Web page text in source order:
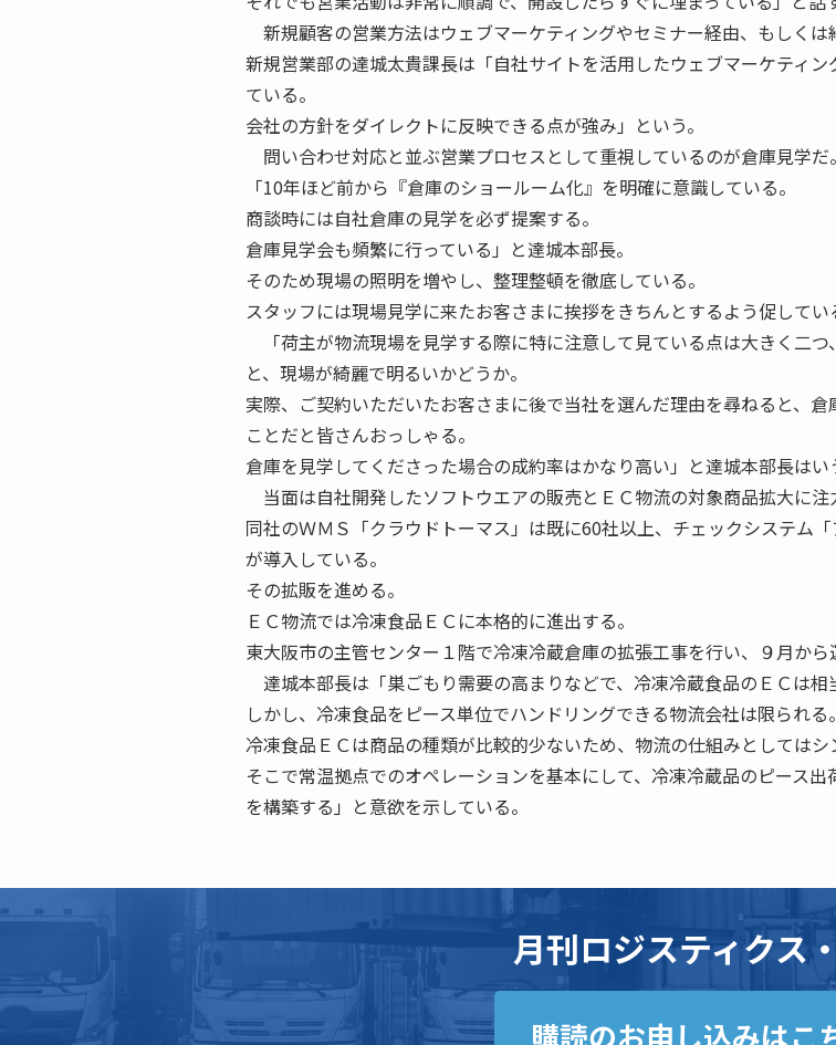
新規顧客の営業方法はウェブマーケティングやセミナー経由、もしくは
新規営業部の達城太貴課長は「自社サイトを活用したウェブマーケティ
ている。
会社の方針をダイレクトに反映できる点が強み」という。
問い合わせ対応と並ぶ営業プロセスとして重視しているのが倉庫見学だ。
「10年ほど前から『倉庫のショールーム化』を明確に意識している。
商談時には自社倉庫の見学を必ず提案する。
倉庫見学会も頻繁に行っている」と達城本部長。
そのため現場の照明を増やし、整理整頓を徹底している。
スタッフには現場見学に来たお客さまに挨拶をきちんとするよう促してい
「荷主が物流現場を見学する際に特に注意して見ている点は大きく二つ
と、現場が綺麗で明るいかどうか。
実際、ご契約いただいたお客さまに後で当社を選んだ理由を尋ねると、
ことだと皆さんおっしゃる。
倉庫を見学してくださった場合の成約率はかなり高い」と達城本部長はい
当面は自社開発したソフトウエアの販売とＥＣ物流の対象商品拡大に注
同社のＷＭＳ「クラウドトーマス」は既に60社以上、チェックシステム
が導入している。
その拡販を進める。
ＥＣ物流では冷凍食品ＥＣに本格的に進出する。
東大阪市の主管センター１階で冷凍冷蔵倉庫の拡張工事を行い、９月から
達城本部長は「巣ごもり需要の高まりなどで、冷凍冷蔵食品のＥＣは相
しかし、冷凍食品をピース単位でハンドリングできる物流会社は限られる。
冷凍食品ＥＣは商品の種類が比較的少ないため、物流の仕組みとしてはシ
そこで常温拠点でのオペレーションを基本にして、冷凍冷蔵品のピース
を構築する」と意欲を示している。
月刊ロジスティクス
購読のお申し込みはこ